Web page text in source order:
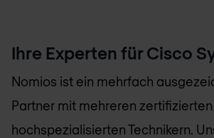
Ihre Experten für Cisco
Nomios ist ein mehrfach
Partner mit mehreren
hochspezialisierten Technikern.